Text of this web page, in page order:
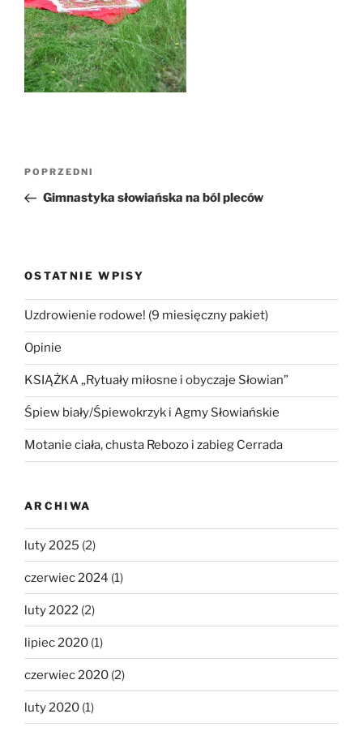
Nawigacja
Poprzedni
wpis
POPRZEDNI
Gimnastyka słowiańska na ból pleców
OSTATNIE WPISY
Uzdrowienie rodowe! (9 miesięczny pakiet)
Opinie
KSIĄŻKA „Rytuały miłosne i obyczaje Słowian”
Śpiew biały/Śpiewokrzyk i Agmy Słowiańskie
Motanie ciała, chusta Rebozo i zabieg Cerrada
ARCHIWA
luty 2025 (2)
czerwiec 2024 (1)
luty 2022 (2)
lipiec 2020 (1)
czerwiec 2020 (2)
luty 2020 (1)